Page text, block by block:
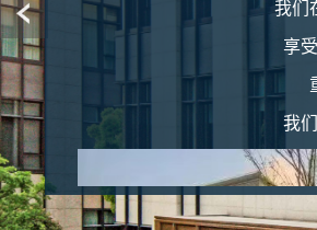
两部门：新增建设用地原则上不
央行货币政策报告：继续实施好
央行：落实好结构性货币政策
东郊中心：跃马灯辉，开启祥瑞
我们
享
我